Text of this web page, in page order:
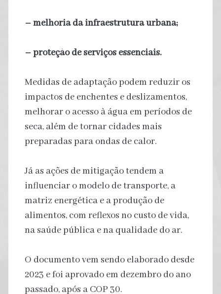
– melhoria da infraestrutura urbana;
– proteção de serviços essenciais.
Medidas de adaptação podem reduzir os
impactos de enchentes e deslizamentos,
melhorar o acesso à água em períodos de
seca, além de tornar cidades mais
preparadas para ondas de calor.
Já as ações de mitigação tendem a
influenciar o modelo de transporte, a
matriz energética e a produção de
alimentos, com reflexos no custo de vida,
na saúde pública e na qualidade do ar.
O documento vem sendo elaborado desde
2023 e foi aprovado em dezembro do ano
passado, após a COP 30.